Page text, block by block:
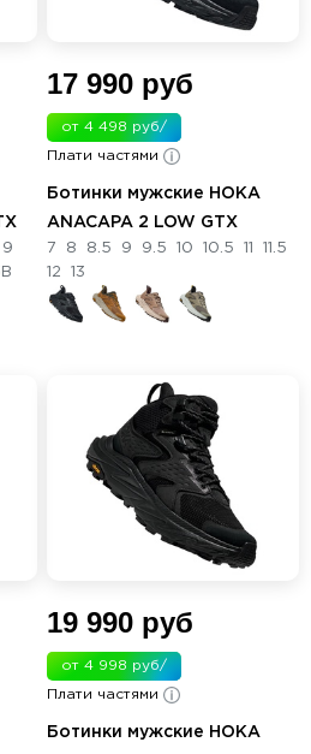
9
17 990 руб
от 4 498 руб/
мес.
Плати частями
Ботинки мужские HOKA
ANACAPA 2 LOW GTX
7 8 8.5 9 9.5 10 10.5 11
11.5
12
13
19 990 руб
от 4 998 руб/
мес.
Плати частями
Ботинки мужские HOKA